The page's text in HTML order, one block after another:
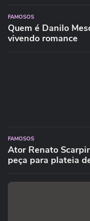
FAMOSOS
Quem é Danilo
vivendo romance
FAMOSOS
Ator Renato
peça para plateia